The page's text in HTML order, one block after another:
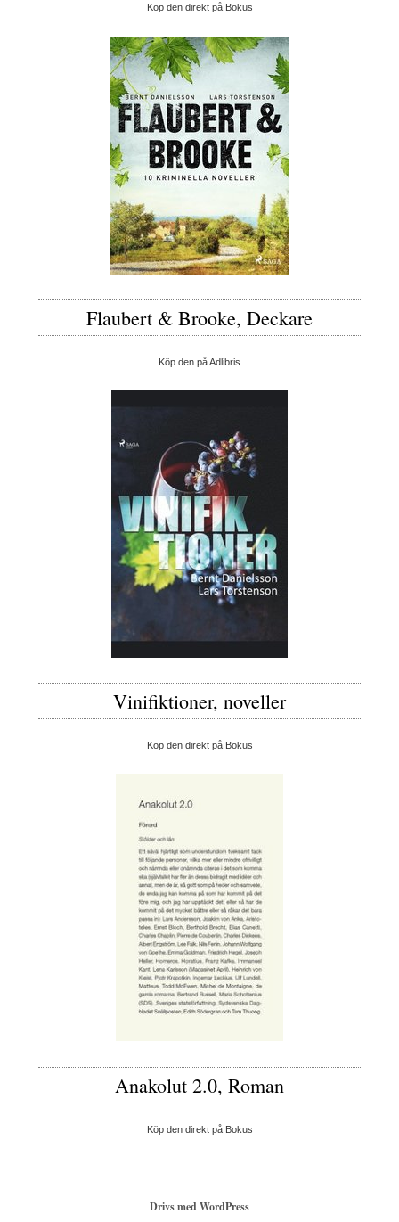
Köp den direkt på Bokus
Flaubert & Brooke, Deckare
Köp den på Adlibris
Vinifiktioner, noveller
Köp den direkt på Bokus
Anakolut 2.0, Roman
Köp den direkt på Bokus
Drivs med WordPress